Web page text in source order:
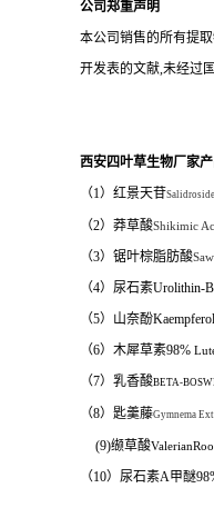
公司郑重声明
本公司销售的所有提
开发表的文献 未经过
西安四叶草生物厂家
（1）红景天苷Salidroside
（2）莽草酸Shikimic
（3）锯叶棕脂肪酸
（4） 尿石素Urolithin-
（5）山奈酚
（6）木犀草素98%
（7）乳香酸BETA-
（8）匙羹藤Gymnema
(9)缬草酸
（10）尿石素A甲醚